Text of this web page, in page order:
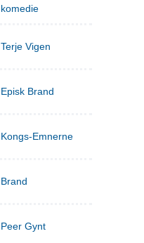
komedie
Terje Vigen
Episk Brand
Kongs-Emnerne
Brand
Peer Gynt